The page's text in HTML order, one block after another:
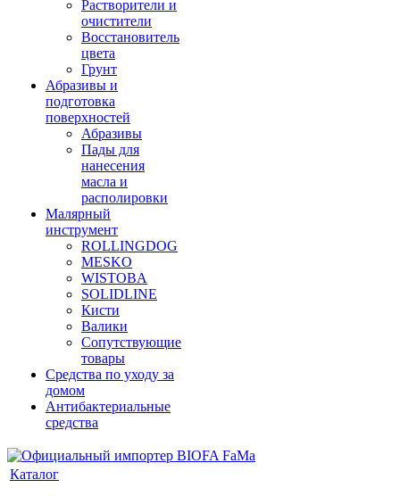
Растворители и
очистители
Восстановитель
цвета
Грунт
Абразивы и
подготовка
поверхностей
Абразивы
Пады для
нанесения
масла и
располировки
Малярный
инструмент
ROLLINGDOG
MESKO
WISTOBA
SOLIDLINE
Кисти
Валики
Сопутствующие
товары
Средства по уходу за
домом
Антибактериальные
средства
Каталог